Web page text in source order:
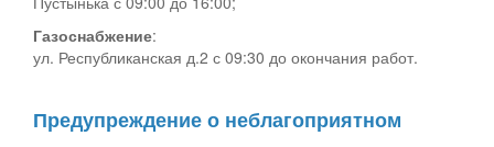
Газоснабжение:
ул. Республиканская д.2 с 09:30 до окончания работ.
Предупреждение о неблагоприятном